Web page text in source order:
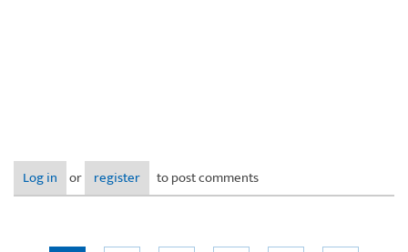
Log in or register to post comments